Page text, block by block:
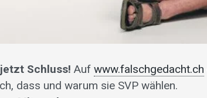
Schluss! Auf www.falschgedacht.ch
dass und warum sie SVP wählen.